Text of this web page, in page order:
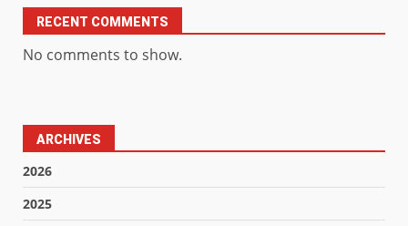
RECENT COMMENTS
No comments to show.
ARCHIVES
2026
2025